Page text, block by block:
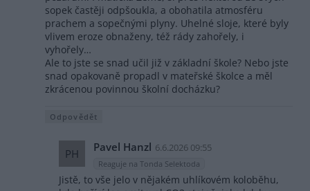
sopek častěji odpšoukla, a obohatila atmosféru
prachem a sopečnými plyny. Uhelné sloje, které byly
vlivem eroze obnaženy, též rády zahořely, i
vyhořely…
Ale to jste se snad učil již v základní škole? Nebo jste
snad opakovaně propadl v mateřské školce a měl
zkrácenou povinnou školní docházku?
Odpovědět
PH Pavel Hanzl 6.6.2026 09:55
Reaguje na Tonda Selektoda
Jistě, to vše jelo v nějakém uhlíkovém koloběhu,